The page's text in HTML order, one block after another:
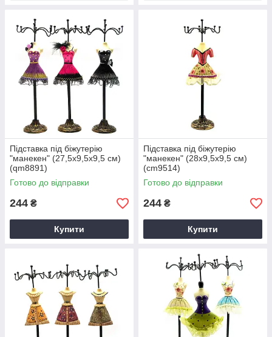
Підставка під біжутерію
"манекен" (27,5х9,5х9,5 см)
(qm8891)
Готово до відправки
244 ₴
Купити
Підставка під біжутерію
"манекен" (28х9,5х9,5 см)
(cm9514)
Готово до відправки
244 ₴
Купити